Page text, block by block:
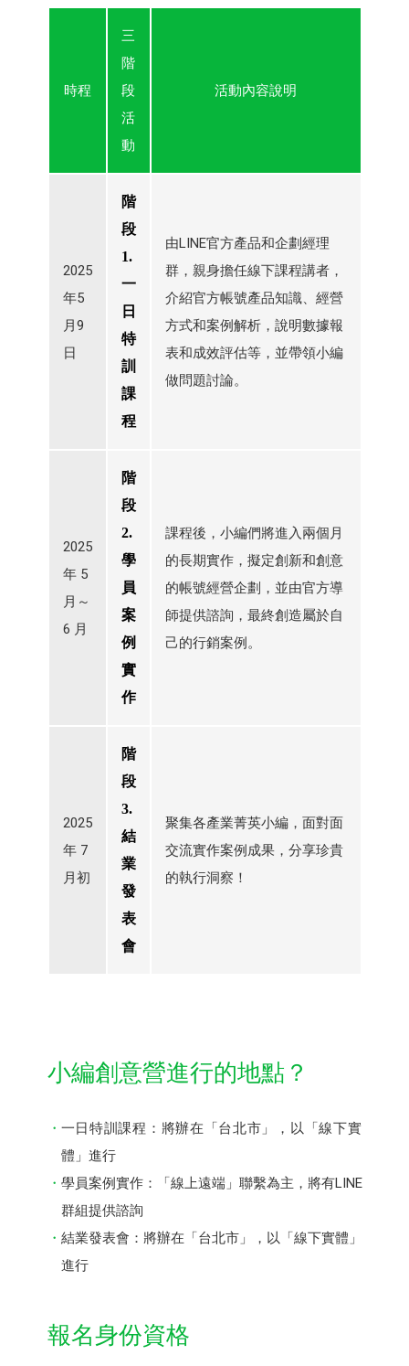
時程
三
階
段
活
動
活動內容說明
2025
年5
月9
日
階
段
1.
一
日
特
訓
課
程
由LINE官方產品和企劃經理
群，親身擔任線下課程講者，
介紹官方帳號產品知識、經營
方式和案例解析，說明數據報
表和成效評估等，並帶領小編
做問題討論。
2025
年 5
月～
6 月
階
段
2.
學
員
案
例
實
作
課程後，小編們將進入兩個月
的長期實作，擬定創新和創意
的帳號經營企劃，並由官方導
師提供諮詢，最終創造屬於自
己的行銷案例。
2025
年 7
月初
階
段
3.
結
業
發
表
會
聚集各產業菁英小編，面對面
交流實作案例成果，分享珍貴
的執行洞察！
小編創意營進行的地點？
一日特訓課程：將辦在「台北市」，以「線下實
體」進行
學員案例實作：「線上遠端」聯繫為主，將有LINE
群組提供諮詢
結業發表會：將辦在「台北市」，以「線下實體」
進行
報名身份資格